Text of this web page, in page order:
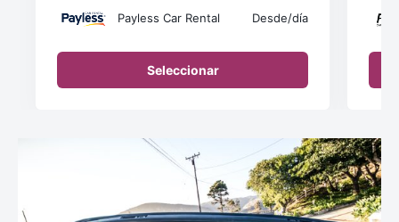
Payless Car Rental Desde/día
Seleccionar